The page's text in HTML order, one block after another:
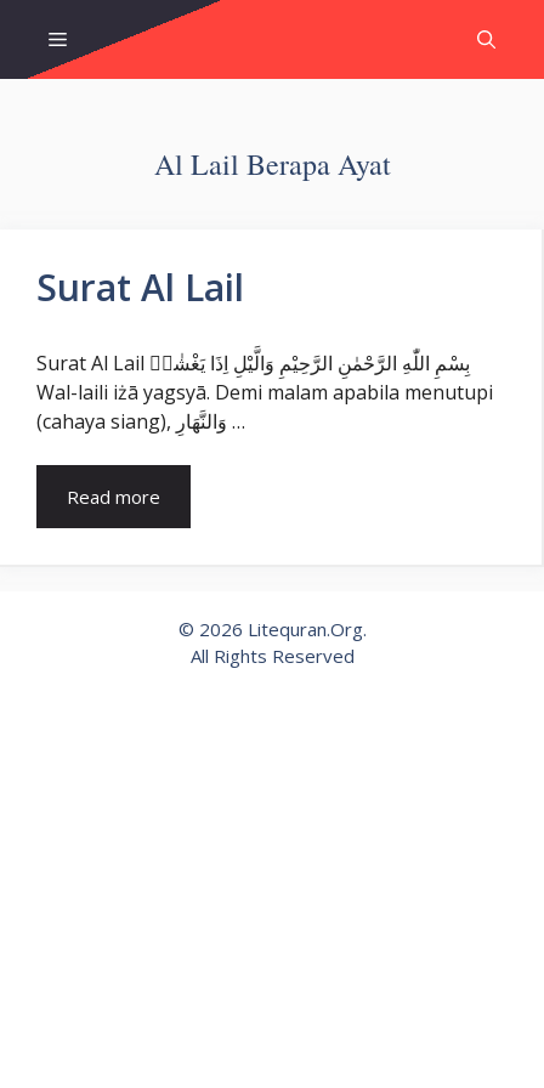
content
Menu
Al Lail Berapa Ayat
Surat Al Lail
Surat Al Lail بِسْمِ اللّٰهِ الرَّحْمٰنِ الرَّحِيْمِ وَالَّيْلِ اِذَا يَغْشٰىۙ
Wal-laili iżā yagsyā. Demi malam apabila menutupi
(cahaya siang), وَالنَّهَارِ …
Read more
© 2026 Litequran.Org.
All Rights Reserved